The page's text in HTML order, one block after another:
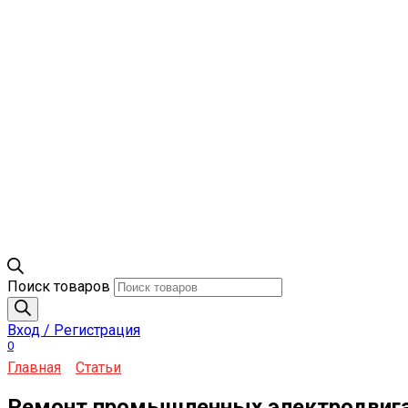
Поиск товаров
Вход / Регистрация
0
Главная Статьи